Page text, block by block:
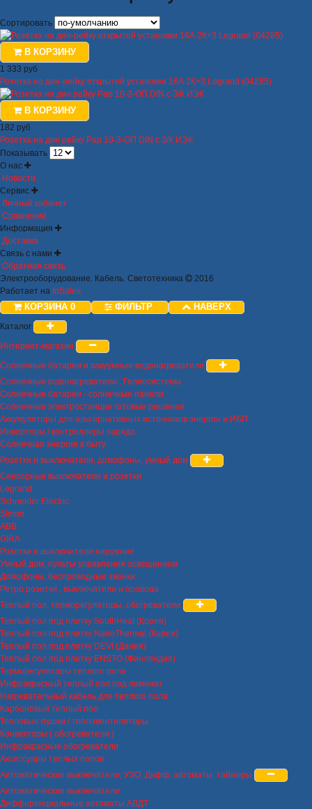
Сортировать
В КОРЗИНУ
1 333 руб
Розетка на дин-рейку открытой установки 16А 2К+3 Legrand (04285)
В КОРЗИНУ
182 руб
Розетка на дин рейку Рар 10-3-ОП DIN с З/К ИЭК
Показывать
О нас
Новости
Сервис
Личный кабинет
Сравнение
Информация
Доставка
Связь с нами
Обратная связь
Электрооборудование. Кабель. Светотехника
2016
Работает на InSales
КОРЗИНА 0 ФИЛЬТР НАВЕРХ
Каталог
Интернет-магазин
Солнечные батареи и вакуумные водонагреватели
Солнечные водонагреватели , Гелиосистемы
Солнечные батареи - солнечные панели
Солнечные электростанции готовые решения
Аккумуляторы для альтернативных источников энергии и ИБП
Инверторы / контроллеры заряда
Солнечная энергия в быту
Розетки и выключатели, домофоны, умный дом
Сенсорные выключатели и розетки
Legrand
Schneider Electric
Simon
ABB
GIRA
Розетки и выключатели наружние
Умный дом, пульты управления освещением
Домофоны, беспроводные звонки
Ретро розетки , выключатели и провода
Теплый пол, терморегуляторы, обогреватели
Теплый пол под плитку SouthHeat (Корея)
Теплый пол под плитку NanoThermal (Корея)
Теплый пол под плитку DEVI (Дания)
Теплый пол под плитку ENSTO (Финляндия)
Терморегуляторы теплого пола
Инфракрасный теплый пол под ламинат
Нагревательный кабель для теплого пола
Карбоновый теплый пол
Тепловые пушки / тепловентиляторы
Конвекторы ( обогреватели )
Инфракрасные обогреватели
Аксессуары теплых полов
Автоматические выключатели, УЗО, Дифф. автоматы, таймеры
Автоматические выключатели
Дифференциальные автоматы АВДТ